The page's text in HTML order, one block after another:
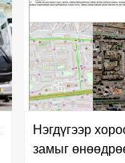
Нэгдүгээр
замыг